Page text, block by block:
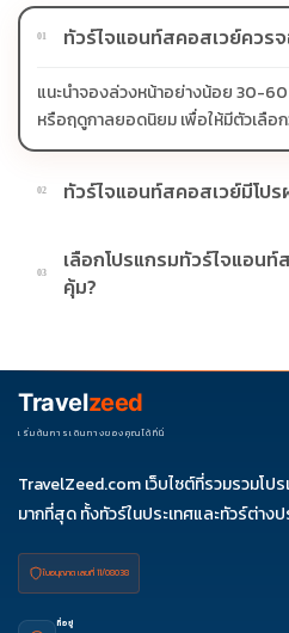
01 ทัวร์ไจแอนท์สคอสเวย์ควร
แนะนำจองล่วงหน้าอย่างน้อย 30-60
หรือฤดูกาลยอดนิยม เพื่อให้มีตัวเลือก
02 ทัวร์ไจแอนท์สคอสเวย์มีโปร
บางโปรแกรมมีโปรผ่อน 0% หรือโปร
บริษัทกำหนด สามารถดูสัญลักษณ์โปร
รายการได้
03
เลือกโปรแกรมทัวร์ไจแอนท์
คุ้ม?
ช่วงราคา ไม่ควรเทียบจากราคาต่ำสุ
Travelzeed
เริ่มต้นการเดินทางของคุณได้ที่นี่
TravelZeed.com เว็บไซต์ที่รวมรวมโป
มากที่สุด ทั้งทัวร์ในประเทศและทัวร์ต่างป
ใบอนุญาต เลขที่ 11/08038
ที่อยู่